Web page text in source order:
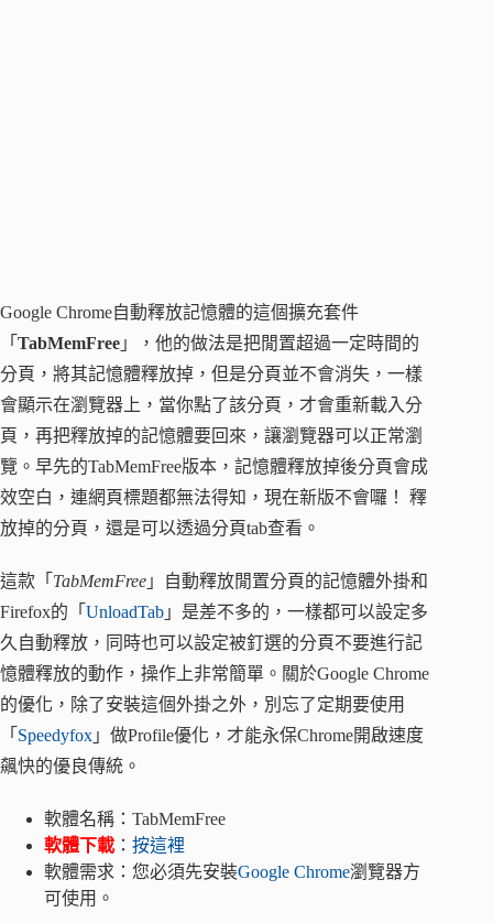
Google Chrome自動釋放記憶體的這個擴充套件
「 TabMemFree 」，他的做法是把閒置超過一定時間的
分頁，將其記憶體釋放掉，但是分頁並不會消失，一樣
會顯示在瀏覽器上，當你點了該分頁，才會重新載入分
頁，再把釋放掉的記憶體要回來，讓瀏覽器可以正常瀏
覽。早先的TabMemFree版本，記憶體釋放掉後分頁會成
效空白，連網頁標題都無法得知，現在新版不會囉！ 釋
放掉的分頁，還是可以透過分頁tab查看。
這款「 TabMemFree 」自動釋放閒置分頁的記憶體外掛和
Firefox的「 UnloadTab 」是差不多的，一樣都可以設定多
久自動釋放，同時也可以設定被釘選的分頁不要進行記
憶體釋放的動作，操作上非常簡單。關於Google Chrome
的優化，除了安裝這個外掛之外，別忘了定期要使用
「 Speedyfox 」做Profile優化，才能永保Chrome開啟速度
飆快的優良傳統。
軟體名稱：TabMemFree
軟體下載 ： 按這裡
軟體需求：您必須先安裝Google Chrome瀏覽器方
可使用。